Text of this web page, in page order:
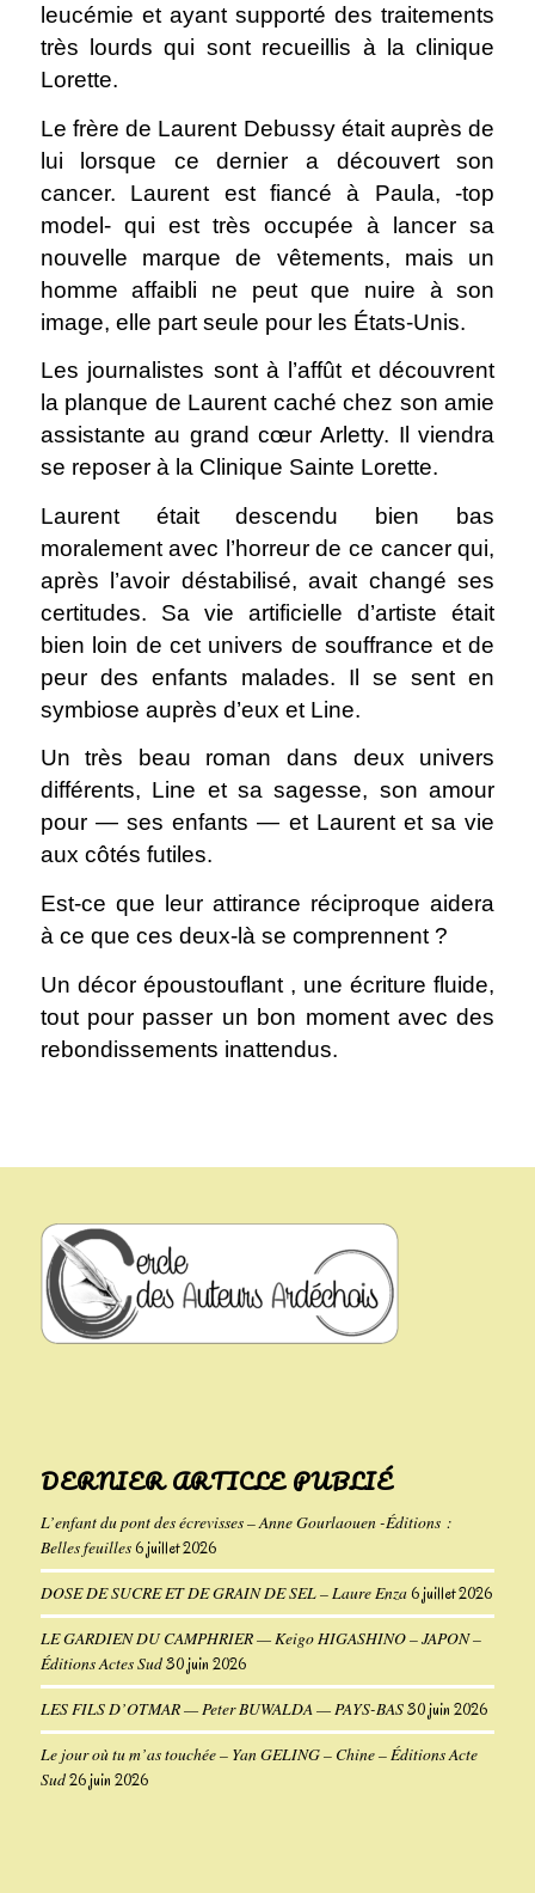
leucémie et ayant supporté des traitements
très lourds qui sont recueillis à la clinique
Lorette.
Le frère de Laurent Debussy était auprès de
lui lorsque ce dernier a découvert son
cancer. Laurent est fiancé à Paula, -top
model- qui est très occupée à lancer sa
nouvelle marque de vêtements, mais un
homme affaibli ne peut que nuire à son
image, elle part seule pour les États-Unis.
Les journalistes sont à l’affût et découvrent
la planque de Laurent caché chez son amie
assistante au grand cœur Arletty. Il viendra
se reposer à la Clinique Sainte Lorette.
Laurent était descendu bien bas
moralement avec l’horreur de ce cancer qui,
après l’avoir déstabilisé, avait changé ses
certitudes. Sa vie artificielle d’artiste était
bien loin de cet univers de souffrance et de
peur des enfants malades. Il se sent en
symbiose auprès d’eux et Line.
Un très beau roman dans deux univers
différents, Line et sa sagesse, son amour
pour — ses enfants — et Laurent et sa vie
aux côtés futiles.
Est-ce que leur attirance réciproque aidera
à ce que ces deux-là se comprennent ?
Un décor époustouflant , une écriture fluide,
tout pour passer un bon moment avec des
rebondissements inattendus.
DERNIER ARTICLE PUBLIÉ
L’enfant du pont des écrevisses – Anne Gourlaouen -Éditions :
Belles feuilles 6 juillet 2026
DOSE DE SUCRE ET DE GRAIN DE SEL – Laure Enza 6 juillet 2026
LE GARDIEN DU CAMPHRIER — Keigo HIGASHINO – JAPON –
Éditions Actes Sud 30 juin 2026
LES FILS D’OTMAR — Peter BUWALDA — PAYS-BAS 30 juin 2026
Le jour où tu m’as touchée – Yan GELING – Chine – Éditions Acte
Sud 26 juin 2026